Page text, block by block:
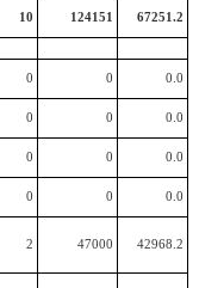
10 124151 67251.2
0 0 0.0
0 0 0.0
0 0 0.0
0 0 0.0
2 47000 42968.2